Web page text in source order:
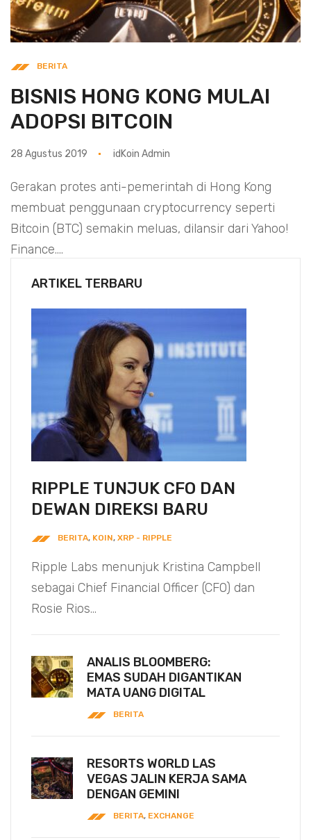
BERITA
BISNIS HONG KONG MULAI
ADOPSI BITCOIN
28 Agustus 2019 idKoin Admin
Gerakan protes anti-pemerintah di Hong Kong
membuat penggunaan cryptocurrency seperti
Bitcoin (BTC) semakin meluas, dilansir dari Yahoo!
Finance....
ARTIKEL TERBARU
RIPPLE TUNJUK CFO DAN
DEWAN DIREKSI BARU
BERITA, KOIN, XRP - RIPPLE
Ripple Labs menunjuk Kristina Campbell
sebagai Chief Financial Officer (CFO) dan
Rosie Rios...
ANALIS BLOOMBERG:
EMAS SUDAH DIGANTIKAN
MATA UANG DIGITAL
BERITA
RESORTS WORLD LAS
VEGAS JALIN KERJA SAMA
DENGAN GEMINI
BERITA, EXCHANGE